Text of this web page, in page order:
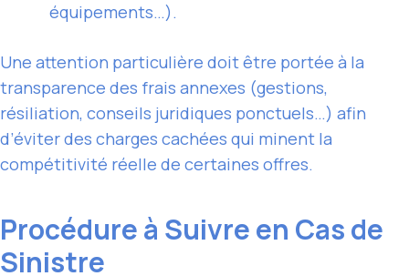
équipements…).
Une attention particulière doit être portée à la
transparence des frais annexes (gestions,
résiliation, conseils juridiques ponctuels…) afin
d’éviter des charges cachées qui minent la
compétitivité réelle de certaines offres.
Procédure à Suivre en Cas de
Sinistre